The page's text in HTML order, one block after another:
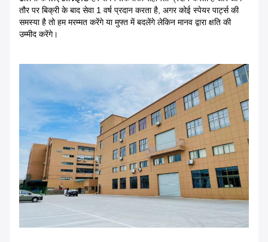
तौर पर बिक्री के बाद सेवा 1 वर्ष प्रदान करता है, अगर कोई स्पेयर पार्ट्स की
समस्या है तो हम मरम्मत करेंगे या मुफ्त में बदलेंगे लेकिन मानव द्वारा क्षति की
उम्मीद करेंगे।